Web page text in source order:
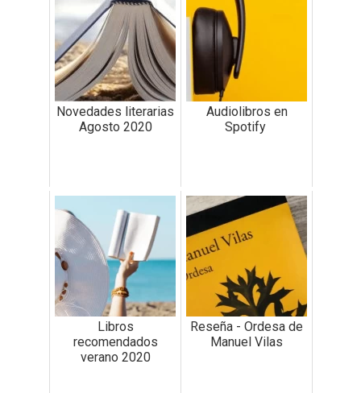
Novedades literarias
Agosto 2020
Audiolibros en
Spotify
Libros
recomendados
verano 2020
Reseña - Ordesa de
Manuel Vilas